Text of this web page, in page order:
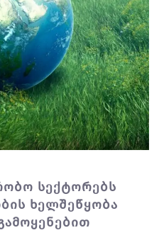
Სექტორებს
Ხელშეწყობა